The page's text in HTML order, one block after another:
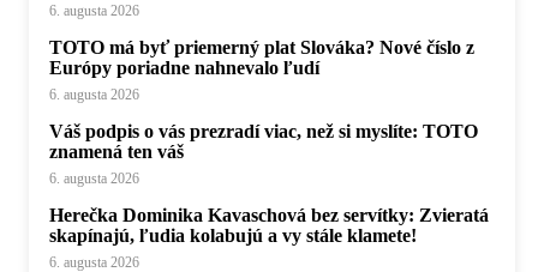
6. augusta 2026
TOTO má byť priemerný plat Slováka? Nové číslo z
Európy poriadne nahnevalo ľudí
6. augusta 2026
Váš podpis o vás prezradí viac, než si myslíte: TOTO
znamená ten váš
6. augusta 2026
Herečka Dominika Kavaschová bez servítky: Zvieratá
skapínajú, ľudia kolabujú a vy stále klamete!
6. augusta 2026